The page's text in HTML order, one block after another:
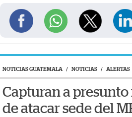
NOTICIAS GUATEMALA / NOTICIAS / ALERTAS
Capturan a
de atacar sede del